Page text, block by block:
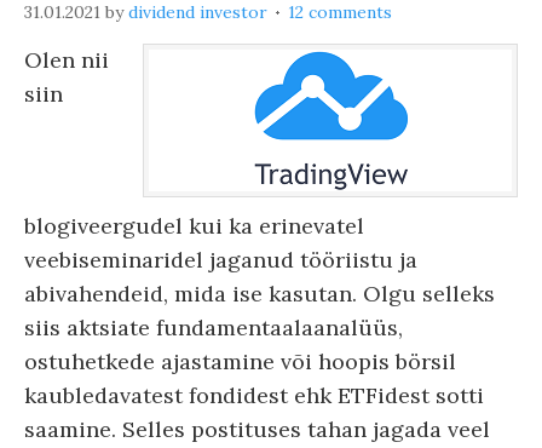
31.01.2021 bydividend investor 12 comments
Olen nii
siin
blogiveergudel kui ka erinevatel
veebiseminaridel jaganud tööriistu ja
abivahendeid, mida ise kasutan. Olgu selleks
siis aktsiate fundamentaalaanalüüs,
ostuhetkede ajastamine või hoopis börsil
kaubledavatest fondidest ehk ETFidest sotti
saamine. Selles postituses tahan jagada veel